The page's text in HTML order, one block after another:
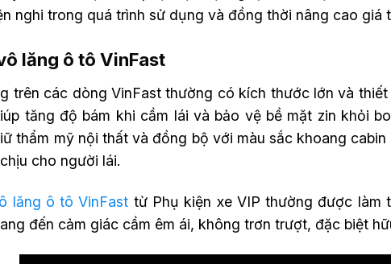
nghi trong quá trình sử dụng và đồng thời nâng cao giá
lăng ô tô VinFast
trên các dòng VinFast thường có kích thước lớn và
tăng độ bám khi cầm lái và bảo vệ bề mặt zin khỏi
thẩm mỹ nội thất và đồng bộ với màu sắc khoang
cho người lái.
lăng ô tô VinFast từ Phụ kiện xe VIP thường được làm
đến cảm giác cầm êm ái, không trơn trượt, đặc biệt